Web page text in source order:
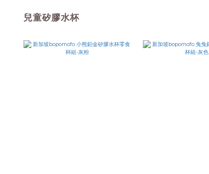
兒童矽膠水杯